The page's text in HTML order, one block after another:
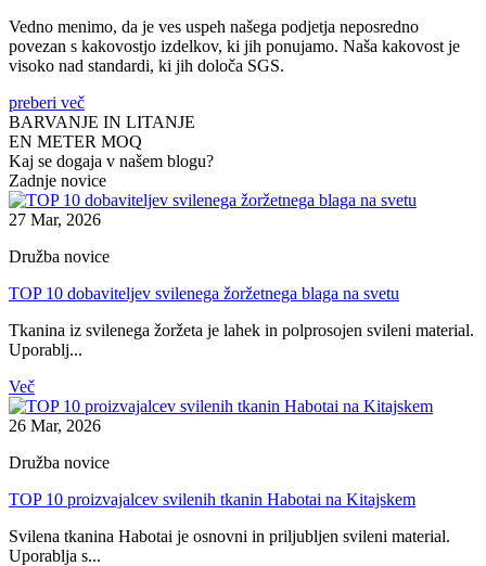
Vedno menimo, da je ves uspeh našega podjetja neposredno
povezan s kakovostjo izdelkov, ki jih ponujamo. Naša kakovost je
visoko nad standardi, ki jih določa SGS.
preberi več
BARVANJE IN LITANJE
EN METER MOQ
Kaj se dogaja v našem blogu?
Zadnje novice
27 Mar, 2026
Družba novice
TOP 10 dobaviteljev svilenega žoržetnega blaga na svetu
Tkanina iz svilenega žoržeta je lahek in polprosojen svileni material.
Uporablj...
Več
26 Mar, 2026
Družba novice
TOP 10 proizvajalcev svilenih tkanin Habotai na Kitajskem
Svilena tkanina Habotai je osnovni in priljubljen svileni material.
Uporablja s...